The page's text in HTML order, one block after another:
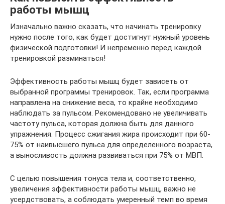
работы мышц
Изначально важно сказать, что начинать тренировку
нужно после того, как будет достигнут нужный уровень
физической подготовки! И непременно перед каждой
тренировкой разминаться!
Эффективность работы мышц будет зависеть от
выбранной программы тренировок. Так, если программа
направлена на снижение веса, то крайне необходимо
наблюдать за пульсом. Рекомендовано не увеличивать
частоту пульса, которая должна быть для данного
упражнения. Процесс сжигания жира происходит при 60-
75% от наивысшего пульса для определенного возраста,
а выносливость должна развиваться при 75% от МВП.
С целью повышения тонуса тела и, соответственно,
увеличения эффективности работы мышц, важно не
усердствовать, а соблюдать умеренный темп во время